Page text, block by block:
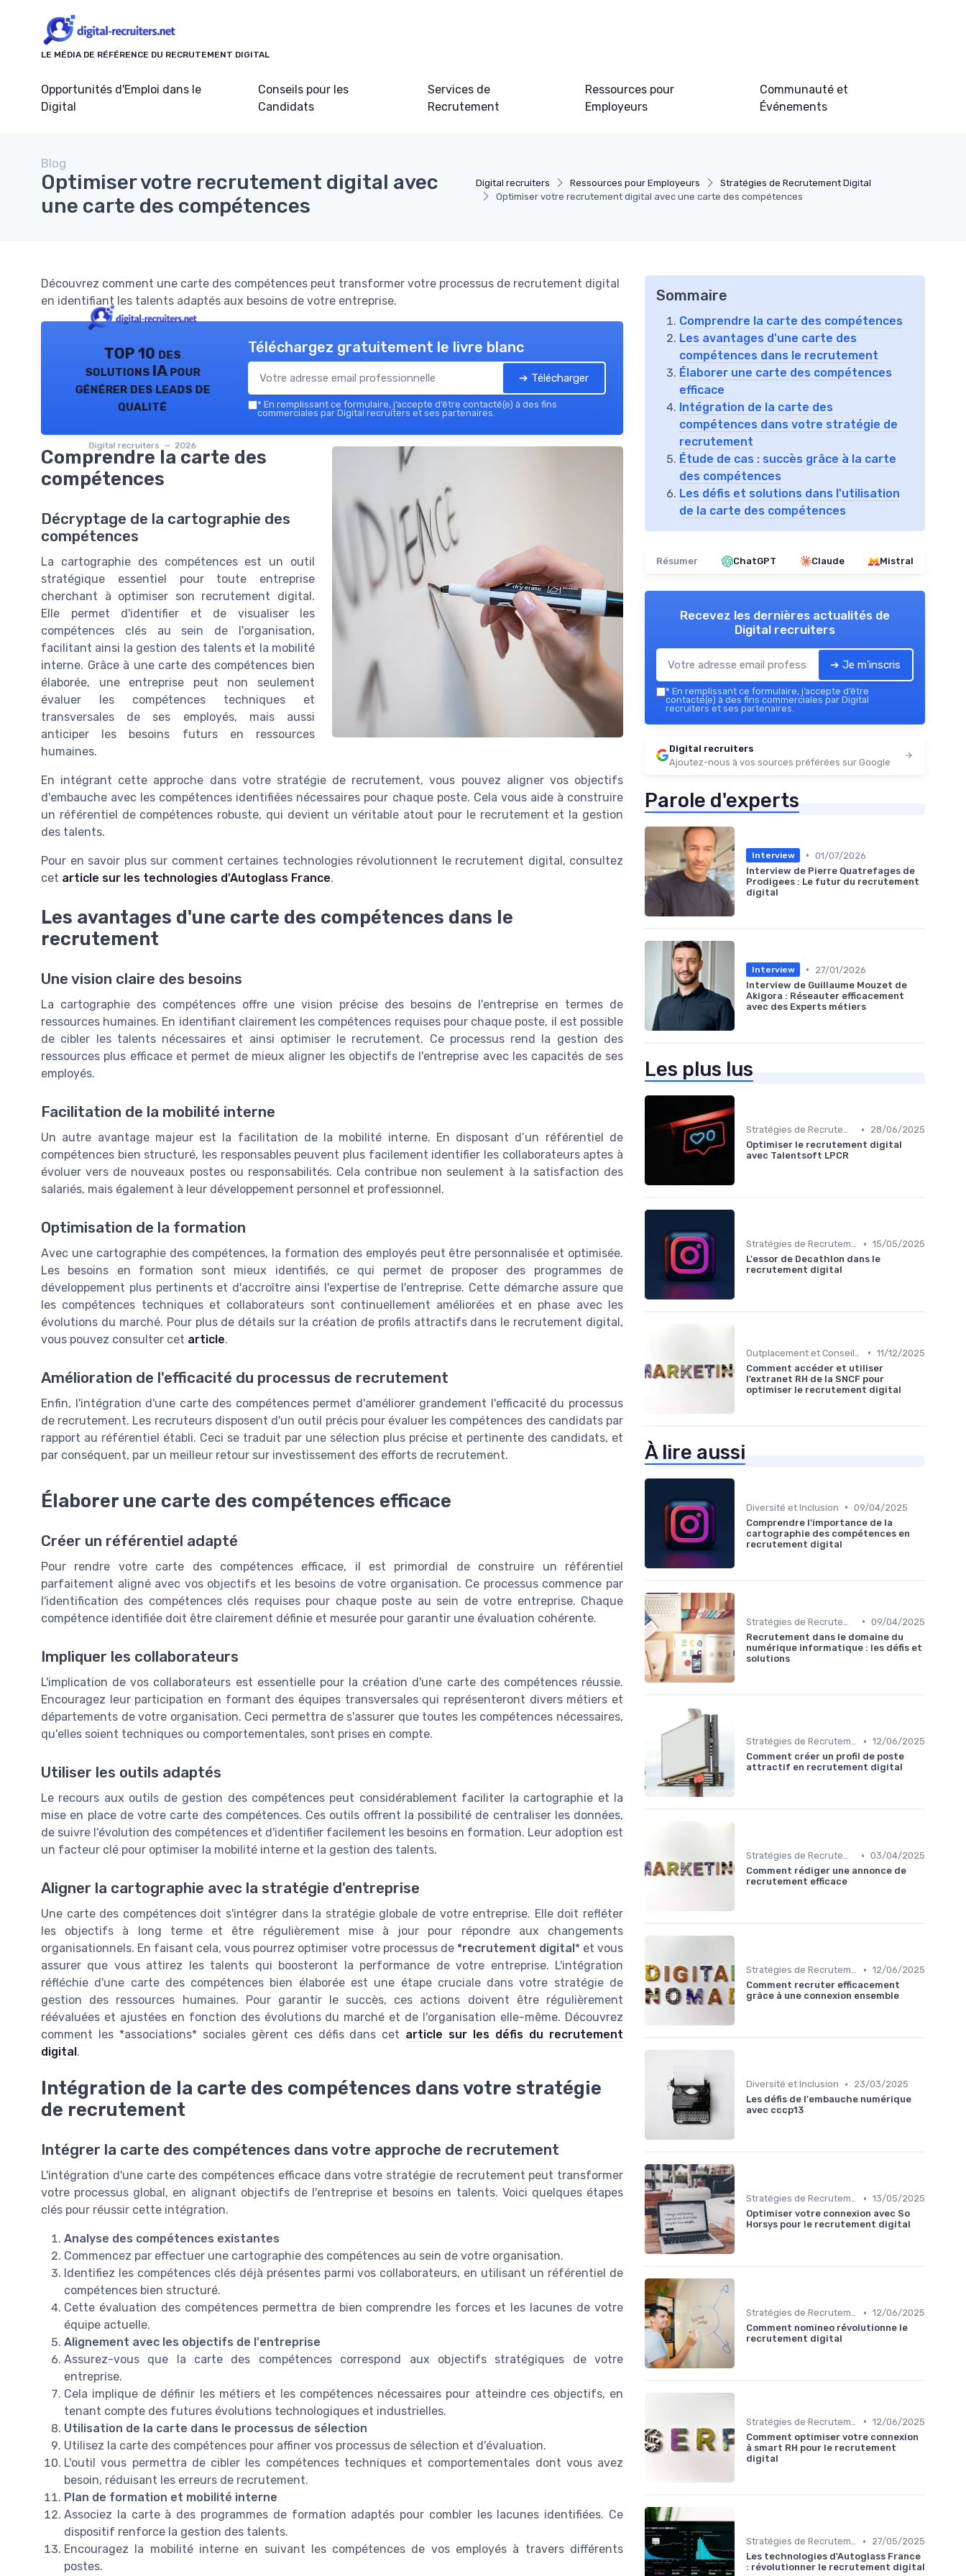
LE MÉDIA DE RÉFÉRENCE DU RECRUTEMENT DIGITAL
Opportunités d'Emploi dans le
Digital
Conseils pour les
Candidats
Services de
Recrutement
Ressources pour
Employeurs
Communauté et
Événements
Digital recruiters Ressources pour Employeurs
Stratégies de Recrutement Digital
Optimiser votre recrutement digital avec une carte des compétences
Blog
Optimiser votre recrutement digital avec
une carte des compétences
Découvrez comment une carte des compétences peut transformer votre processus de recrutement digital
en identifiant les talents adaptés aux besoins de votre entreprise.
TOP 10 des
solutions IA pour
générer des leads de
qualité
Digital recruiters — 2026
Téléchargez gratuitement le livre blanc
➔ Télécharger
* En remplissant ce formulaire, j’accepte d’être contacté(e) à des fins
commerciales par Digital recruiters et ses partenaires.
Comprendre la carte des
compétences
Décryptage de la cartographie des
compétences
La cartographie des compétences est un outil
stratégique essentiel pour toute entreprise
cherchant à optimiser son recrutement digital.
Elle permet d'identifier et de visualiser les
compétences clés au sein de l'organisation,
facilitant ainsi la gestion des talents et la mobilité
interne. Grâce à une carte des compétences bien
élaborée, une entreprise peut non seulement
évaluer les compétences techniques et
transversales de ses employés, mais aussi
anticiper les besoins futurs en ressources
humaines.
En intégrant cette approche dans votre stratégie de recrutement, vous pouvez aligner vos objectifs
d'embauche avec les compétences identifiées nécessaires pour chaque poste. Cela vous aide à construire
un référentiel de compétences robuste, qui devient un véritable atout pour le recrutement et la gestion
des talents.
Pour en savoir plus sur comment certaines technologies révolutionnent le recrutement digital, consultez
cet article sur les technologies d'Autoglass France.
Les avantages d'une carte des compétences dans le
recrutement
Une vision claire des besoins
La cartographie des compétences offre une vision précise des besoins de l'entreprise en termes de
ressources humaines. En identifiant clairement les compétences requises pour chaque poste, il est possible
de cibler les talents nécessaires et ainsi optimiser le recrutement. Ce processus rend la gestion des
ressources plus efficace et permet de mieux aligner les objectifs de l'entreprise avec les capacités de ses
employés.
Facilitation de la mobilité interne
Un autre avantage majeur est la facilitation de la mobilité interne. En disposant d’un référentiel de
compétences bien structuré, les responsables peuvent plus facilement identifier les collaborateurs aptes à
évoluer vers de nouveaux postes ou responsabilités. Cela contribue non seulement à la satisfaction des
salariés, mais également à leur développement personnel et professionnel.
Optimisation de la formation
Avec une cartographie des compétences, la formation des employés peut être personnalisée et optimisée.
Les besoins en formation sont mieux identifiés, ce qui permet de proposer des programmes de
développement plus pertinents et d'accroître ainsi l'expertise de l'entreprise. Cette démarche assure que
les compétences techniques et collaborateurs sont continuellement améliorées et en phase avec les
évolutions du marché. Pour plus de détails sur la création de profils attractifs dans le recrutement digital,
vous pouvez consulter cet article.
Amélioration de l'efficacité du processus de recrutement
Enfin, l'intégration d'une carte des compétences permet d'améliorer grandement l'efficacité du processus
de recrutement. Les recruteurs disposent d'un outil précis pour évaluer les compétences des candidats par
rapport au référentiel établi. Ceci se traduit par une sélection plus précise et pertinente des candidats, et
par conséquent, par un meilleur retour sur investissement des efforts de recrutement.
Élaborer une carte des compétences efficace
Créer un référentiel adapté
Pour rendre votre carte des compétences efficace, il est primordial de construire un référentiel
parfaitement aligné avec vos objectifs et les besoins de votre organisation. Ce processus commence par
l'identification des compétences clés requises pour chaque poste au sein de votre entreprise. Chaque
compétence identifiée doit être clairement définie et mesurée pour garantir une évaluation cohérente.
Impliquer les collaborateurs
L'implication de vos collaborateurs est essentielle pour la création d'une carte des compétences réussie.
Encouragez leur participation en formant des équipes transversales qui représenteront divers métiers et
départements de votre organisation. Ceci permettra de s'assurer que toutes les compétences nécessaires,
qu'elles soient techniques ou comportementales, sont prises en compte.
Utiliser les outils adaptés
Le recours aux outils de gestion des compétences peut considérablement faciliter la cartographie et la
mise en place de votre carte des compétences. Ces outils offrent la possibilité de centraliser les données,
de suivre l'évolution des compétences et d'identifier facilement les besoins en formation. Leur adoption est
un facteur clé pour optimiser la mobilité interne et la gestion des talents.
Aligner la cartographie avec la stratégie d'entreprise
Une carte des compétences doit s'intégrer dans la stratégie globale de votre entreprise. Elle doit refléter
les objectifs à long terme et être régulièrement mise à jour pour répondre aux changements
organisationnels. En faisant cela, vous pourrez optimiser votre processus de *recrutement digital * et vous
assurer que vous attirez les talents qui boosteront la performance de votre entreprise. L'intégration
réfléchie d'une carte des compétences bien élaborée est une étape cruciale dans votre stratégie de
gestion des ressources humaines. Pour garantir le succès, ces actions doivent être régulièrement
réévaluées et ajustées en fonction des évolutions du marché et de l'organisation elle-même. Découvrez
comment les *associations* sociales gèrent ces défis dans cet article sur les défis du recrutement
digital .
Intégration de la carte des compétences dans votre stratégie
de recrutement
Intégrer la carte des compétences dans votre approche de recrutement
L'intégration d'une carte des compétences efficace dans votre stratégie de recrutement peut transformer
votre processus global, en alignant objectifs de l'entreprise et besoins en talents. Voici quelques étapes
clés pour réussir cette intégration.
Analyse des compétences existantes
Commencez par effectuer une cartographie des compétences au sein de votre organisation.
Identifiez les compétences clés déjà présentes parmi vos collaborateurs, en utilisant un référentiel de
compétences bien structuré.
Cette évaluation des compétences permettra de bien comprendre les forces et les lacunes de votre
équipe actuelle.
Alignement avec les objectifs de l'entreprise
Assurez-vous que la carte des compétences correspond aux objectifs stratégiques de votre
entreprise.
Cela implique de définir les métiers et les compétences nécessaires pour atteindre ces objectifs, en
tenant compte des futures évolutions technologiques et industrielles.
Utilisation de la carte dans le processus de sélection
Utilisez la carte des compétences pour affiner vos processus de sélection et d'évaluation.
L'outil vous permettra de cibler les compétences techniques et comportementales dont vous avez
besoin, réduisant les erreurs de recrutement.
Plan de formation et mobilité interne
Associez la carte à des programmes de formation adaptés pour combler les lacunes identifiées. Ce
dispositif renforce la gestion des talents.
Encouragez la mobilité interne en suivant les compétences de vos employés à travers différents
postes.
Sommaire
Comprendre la carte des compétences
Les avantages d'une carte des
compétences dans le recrutement
Élaborer une carte des compétences
efficace
Intégration de la carte des
compétences dans votre stratégie de
recrutement
Étude de cas : succès grâce à la carte
des compétences
Les défis et solutions dans l'utilisation
de la carte des compétences
Résumer ChatGPT Claude Mistral
Recevez les dernières actualités de
Digital recruiters
➔ Je m'inscris
* En remplissant ce formulaire, j’accepte d’être
contacté(e) à des fins commerciales par Digital
recruiters et ses partenaires.
Digital recruiters
Ajoutez-nous à vos sources préférées sur Google
Parole d'experts
Interview • 01/07/2026
Interview de Pierre Quatrefages de
Prodigees : Le futur du recrutement
digital
Interview •
27/01/2026
Interview de Guillaume Mouzet de
Akigora : Réseauter efficacement
avec des Experts métiers
Les plus lus
Stratégies de Recrutement Digital •
28/06/2025
Optimiser le recrutement digital
avec Talentsoft LPCR
Stratégies de Recrutement Digital • 15/05/2025
L'essor de Decathlon dans le
recrutement digital
• 11/12/2025
Comment accéder et utiliser
l’extranet RH de la SNCF pour
optimiser le recrutement digital
À lire aussi
Diversité et Inclusion • 09/04/2025
Comprendre l'importance de la
cartographie des compétences en
recrutement digital
• 09/04/2025
Recrutement dans le domaine du
numérique informatique : les défis et
solutions
Stratégies de Recrutement Digital • 12/06/2025
Comment créer un profil de poste
attractif en recrutement digital
Stratégies de Recrutement Digital • 03/04/2025
Comment rédiger une annonce de
recrutement efficace
Stratégies de Recrutement Digital • 12/06/2025
Comment recruter efficacement
grâce à une connexion ensemble
Diversité et Inclusion •
23/03/2025
Les défis de l'embauche numérique
avec cccp13
Stratégies de Recrutement Digital • 13/05/2025
Optimiser votre connexion avec So
Horsys pour le recrutement digital
Stratégies de Recrutement Digital • 12/06/2025
Comment nomineo révolutionne le
recrutement digital
• 12/06/2025
Comment optimiser votre connexion
à smart RH pour le recrutement
digital
Stratégies de Recrutement Digital •
27/05/2025
Les technologies d'Autoglass France
: révolutionner le recrutement digital